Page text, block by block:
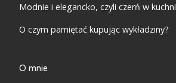
Modnie i elegancko, czyli czerń w kuchni
O czym pamiętać kupując wykładziny?
O mnie